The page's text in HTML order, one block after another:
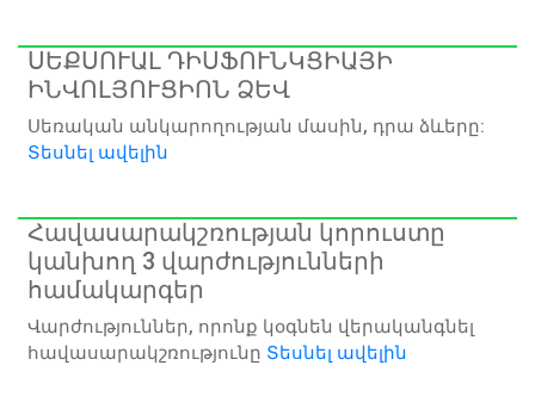
ՍԵՔՍՈՒԱԼ ԴԻՍՖՈՒՆԿՑԻԱՅԻ
ԻՆՎՈԼՅՈՒՑԻՈՆ ՁԵՎ
Սեռական անկարողության մասին, դրա ձևերը:
Տեսնել ավելին
Հավասարակշռության կորուստը
կանխող 3 վարժությունների
համակարգեր
Վարժություններ, որոնք կօգնեն վերականգնել
հավասարակշռությունը Տեսնել ավելին